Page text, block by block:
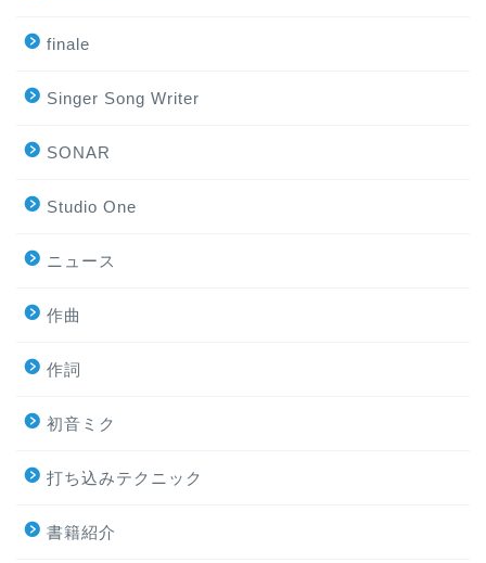
finale
Singer Song Writer
SONAR
Studio One
ニュース
作曲
作詞
初音ミク
打ち込みテクニック
書籍紹介